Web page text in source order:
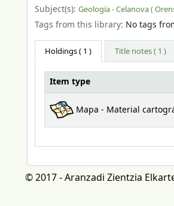
Subject(s): Geología - Celanova (
Tags from this library: No tags
Holdings( 1 ) Title notes ( 1 )
Holdings
Item type
Mapa - Material
© 2017 - Aranzadi Zientzia